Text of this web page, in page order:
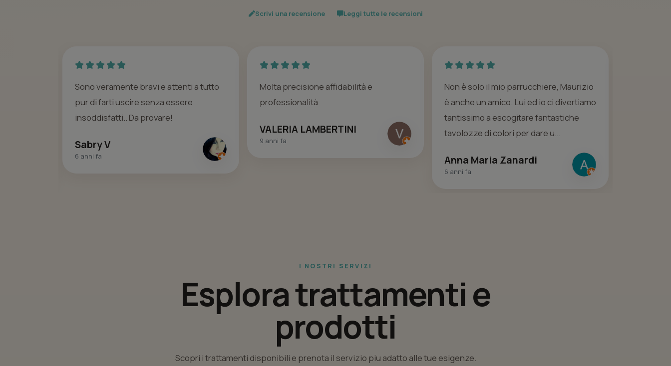
Scrivi una recensione Leggi tutte le recensioni
Sono veramente bravi e attenti a tutto
pur di farti uscire senza essere
insoddisfatti.. Da provare!
Sabry V
6 anni fa
Molta precisione affidabilità e
professionalità
VALERIA LAMBERTINI
9 anni fa
Non è solo il mio parrucchiere, Maurizio
è anche un amico. Lui ed io ci divertiamo
tantissimo a escogitare fantastiche
tavolozze di colori per dare u...
Anna Maria Zanardi
6 anni fa
I NOSTRI SERVIZI
Esplora trattamenti e
prodotti
Scopri i trattamenti disponibili e prenota il servizio piu adatto alle tue esigenze.